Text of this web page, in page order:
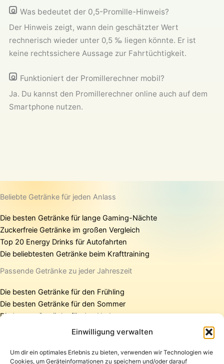
Einwilligung verwalten
Um dir ein optimales Erlebnis zu bieten, verwenden wir Technologien wie
Cookies, um Geräteinformationen zu speichern und/oder darauf
Was bedeutet der 0,5-Promille-Hinweis?
Der Hinweis zeigt, wann dein geschätzter Wert
rechnerisch wieder unter 0,5 ‰ liegen könnte. Er ist
keine rechtssichere Aussage zur Fahrtüchtigkeit.
Funktioniert der Promillerechner mobil?
Ja. Du kannst den Promillerechner online auch auf dem
Smartphone nutzen.
Beliebte Getränke für jeden Anlass
Die besten Getränke für lange Gaming-Nächte
Zuckerfreie Getränke im großen Vergleich
Top 20 Energy Drinks für Autofahrten
Die beliebtesten Getränke beim Krafttraining
Passende Getränke zu jeder Jahreszeit
Die besten Getränke für den Frühling
Die besten Getränke für den Sommer
Die besten Getränke für den Herbst
Die besten Getränke für den Winter